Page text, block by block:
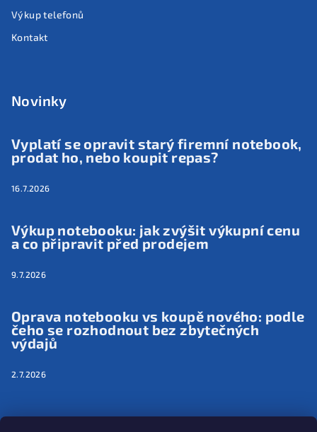
Výkup telefonů
Kontakt
Novinky
Vyplatí se opravit starý firemní notebook,
prodat ho, nebo koupit repas?
16.7.2026
Výkup notebooku: jak zvýšit výkupní cenu
a co připravit před prodejem
9.7.2026
Oprava notebooku vs koupě nového: podle
čeho se rozhodnout bez zbytečných
výdajů
2.7.2026